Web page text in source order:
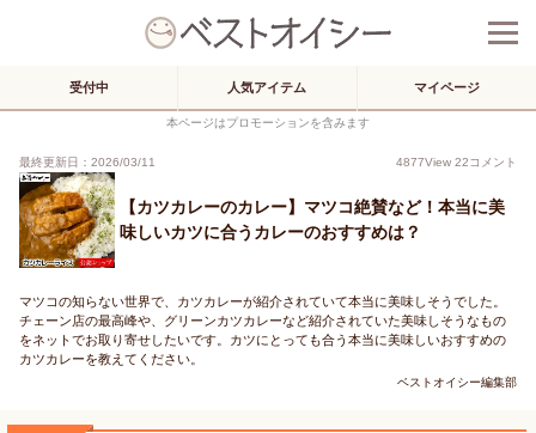
受付中 人気アイテム マイページ
本ページはプロモーションを含みます
最終更新日：2026/03/11 4877View 22コメント
【カツカレーのカレー】マツコ絶賛など！本当に美
味しいカツに合うカレーのおすすめは？
マツコの知らない世界で、カツカレーが紹介されていて本当に美味しそうでした。
チェーン店の最高峰や、グリーンカツカレーなど紹介されていた美味しそうなもの
をネットでお取り寄せしたいです。カツにとっても合う本当に美味しいおすすめの
カツカレーを教えてください。
ベストオイシー編集部